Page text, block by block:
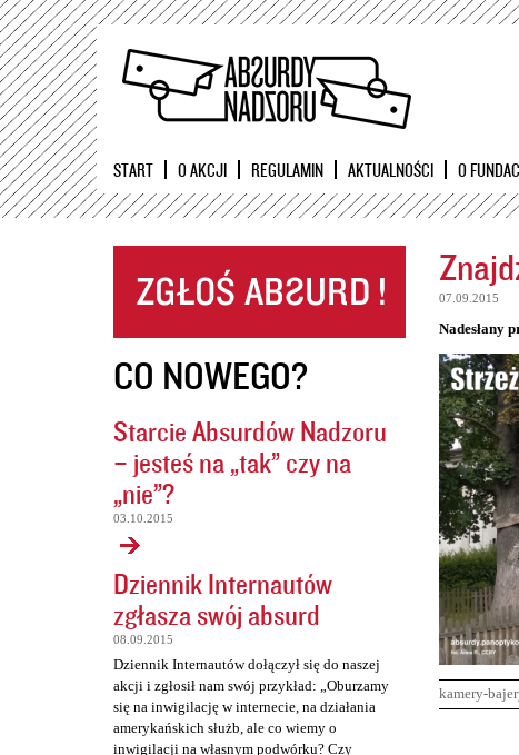
START O AKCJI REGULAMIN AKTUALNOŚCI O
CO NOWEGO?
Starcie Absurdów Nadzoru
– jesteś na „tak” czy na
„nie”?
03.10.2015
Dziennik Internautów
zgłasza swój absurd
08.09.2015
Dziennik Internautów dołączył się do naszej
akcji i zgłosił nam swój przykład: „Oburzamy
się na inwigilację w internecie, na działania
amerykańskich służb, ale co wiemy o
inwigilacji na własnym podwórku? Czy
07.09.2015
Nadesłany
kamery-